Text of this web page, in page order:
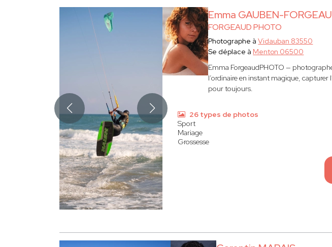
Emma GAUBEN-
FORGEAUD PHOTO
Photographe àVidauban 83550
Se déplace à Menton 06500
Emma ForgeaudPHOTO —
l’ordinaire en instant magique,
pour toujours.
26 types de photos
Sport
Mariage
Grossesse